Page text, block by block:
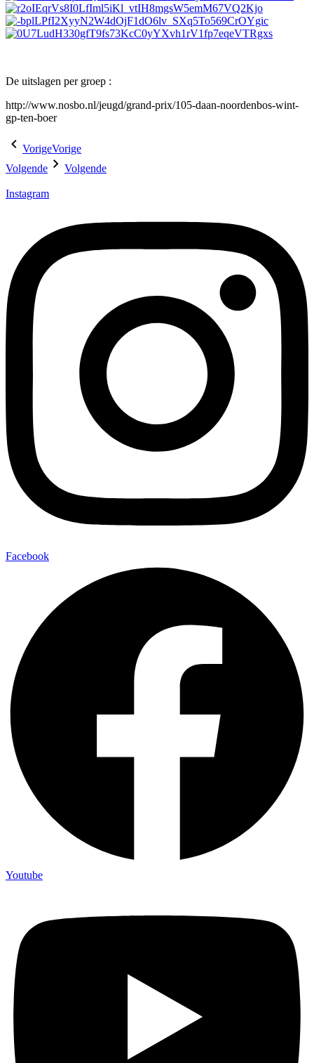
De uitslagen per groep :
http://www.nosbo.nl/jeugd/grand-prix/105-daan-noordenbos-wint-
gp-ten-boer
VorigeVorige
Volgende
Volgende
Instagram
Facebook
Youtube